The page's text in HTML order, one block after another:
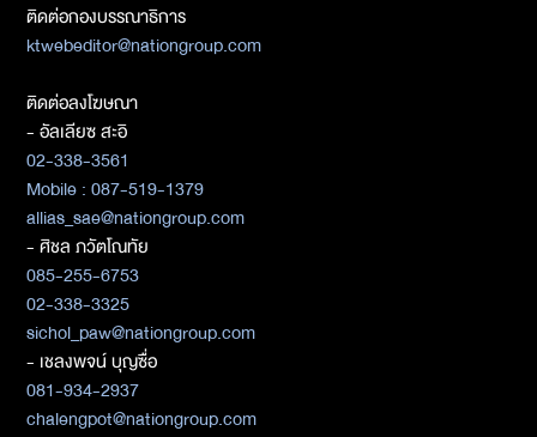
ติดต่อกองบรรณาธิการ
ktwebeditor@nationgroup.com
ติดต่อลงโฆษณา
- อัลเลียซ สะอิ
02-338-3561
Mobile : 087-519-1379
allias_sae@nationgroup.com
- ศิชล ภวัตโณทัย
085-255-6753
02-338-3325
sichol_paw@nationgroup.com
- เชลงพจน์ บุญซื่อ
081-934-2937
chalengpot@nationgroup.com